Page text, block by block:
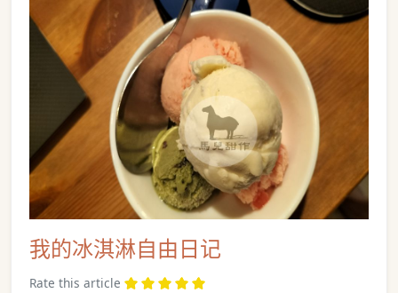
我的冰淇淋自由日记
Rate this article